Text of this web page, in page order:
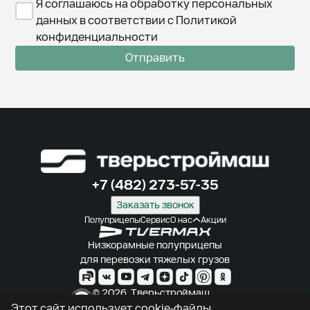
Я соглашаюсь на обработку персональных
данных в соответствии с Политикой
конфиденциальности
Отправить
ПолуприцепыСервисО нас Акции
Низкорамные полуприцепы
для перевозки тяжелых грузов
+7 (482) 273-57-35
Заказать звонок
© 2026. Тверьстроймаш.
Производитель полуприцепов